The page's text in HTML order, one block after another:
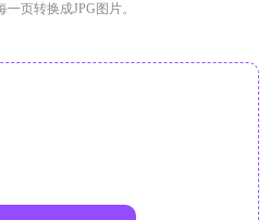
页转换成JPG图片。